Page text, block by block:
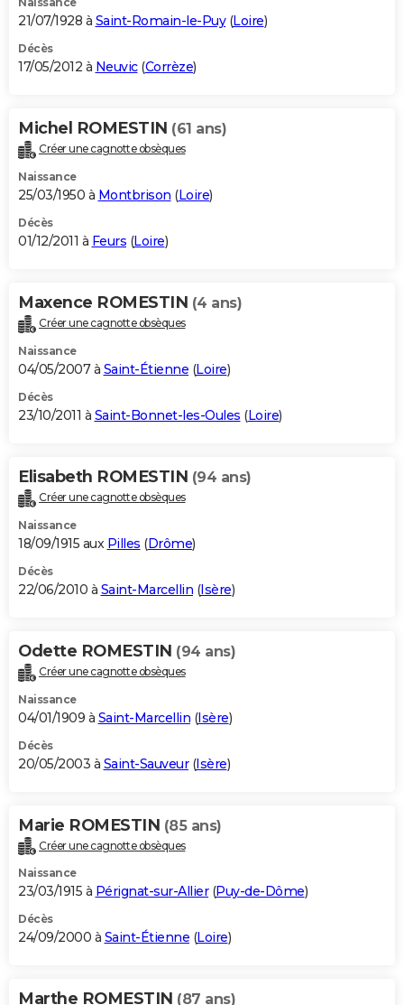
21/07/1928 à Saint-Romain-le-Puy(Loire)
Décès
17/05/2012 à Neuvic(Corrèze)
Michel ROMESTIN (61 ans)
Créer une cagnotte obsèques
Naissance
25/03/1950 à Montbrison (Loire)
Décès
01/12/2011 à Feurs (Loire)
Maxence ROMESTIN (4 ans)
Créer une cagnotte obsèques
Naissance
04/05/2007 à Saint-Étienne (Loire)
Décès
23/10/2011 à Saint-Bonnet-les-Oules (Loire)
Elisabeth ROMESTIN (94 ans)
Créer une cagnotte obsèques
Naissance
18/09/1915 aux Pilles (Drôme)
Décès
22/06/2010 à Saint-Marcellin (Isère)
Odette ROMESTIN (94 ans)
Créer une cagnotte obsèques
Naissance
04/01/1909 à Saint-Marcellin (Isère)
Décès
20/05/2003 à Saint-Sauveur(Isère)
Marie ROMESTIN (85 ans)
Créer une cagnotte obsèques
Naissance
23/03/1915 à Pérignat-sur-Allier(Puy-de-Dôme)
Décès
24/09/2000 à Saint-Étienne (Loire)
Marthe ROMESTIN (87 ans)